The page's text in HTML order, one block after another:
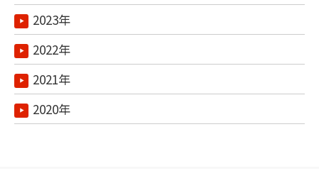
2023年
2022年
2021年
2020年